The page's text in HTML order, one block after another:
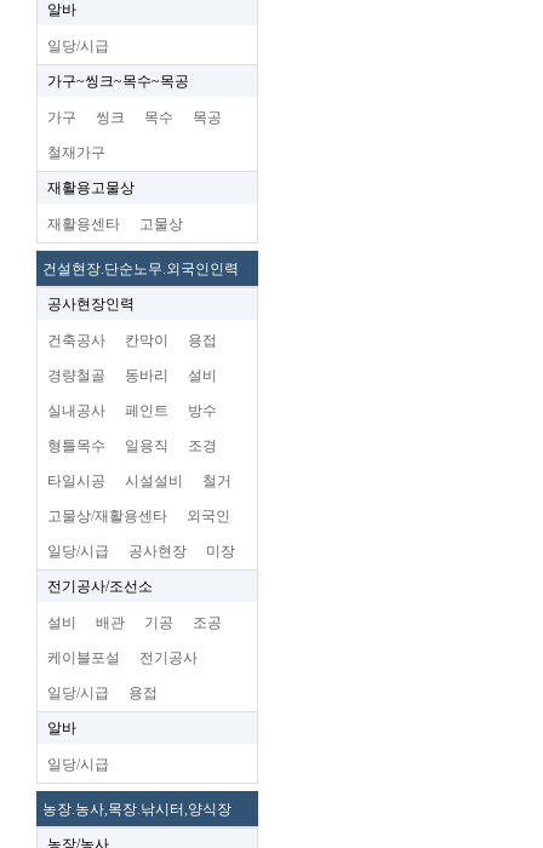
알바
일당/시급
가구~씽크~목수~목공
가구 씽크 목수 목공
철재가구
재활용고물상
재활용센타 고물상
건설현장.단순노무.외국인인력
공사현장인력
건축공사 칸막이 용접
경량철골 동바리 설비
실내공사 페인트 방수
형틀목수 일용직 조경
타일시공 시설설비 철거
고물상/재활용센타 외국인
일당/시급 공사현장 미장
전기공사/조선소
설비 배관 기공 조공
케이블포설 전기공사
일당/시급 용접
알바
일당/시급
농장.농사,목장.낚시터,양식장
농장/농사